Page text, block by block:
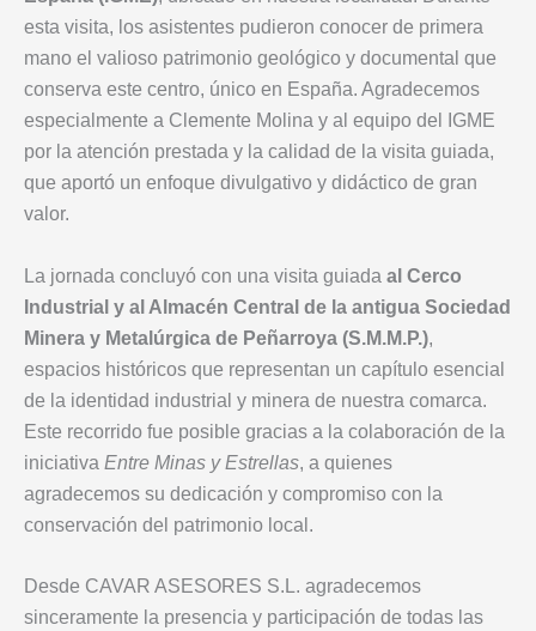
esta visita, los asistentes pudieron conocer de primera
mano el valioso patrimonio geológico y documental que
conserva este centro, único en España. Agradecemos
especialmente a Clemente Molina y al equipo del IGME
por la atención prestada y la calidad de la visita guiada,
que aportó un enfoque divulgativo y didáctico de gran
valor.
La jornada concluyó con una visita guiada al Cerco
Industrial y al Almacén Central de la antigua Sociedad
Minera y Metalúrgica de Peñarroya (S.M.M.P.),
espacios históricos que representan un capítulo esencial
de la identidad industrial y minera de nuestra comarca.
Este recorrido fue posible gracias a la colaboración de la
iniciativa Entre Minas y Estrellas, a quienes
agradecemos su dedicación y compromiso con la
conservación del patrimonio local.
Desde CAVAR ASESORES S.L. agradecemos
sinceramente la presencia y participación de todas las